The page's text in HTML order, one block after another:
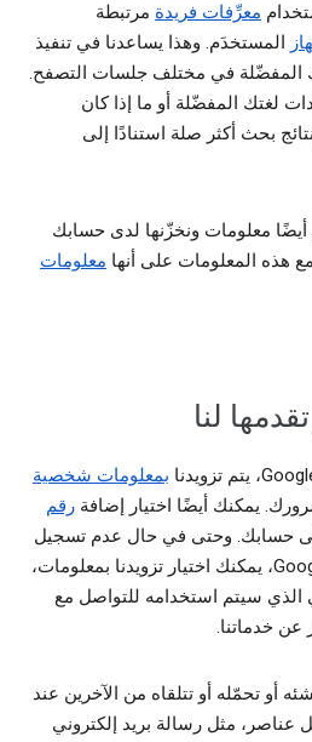
معرِّفات فريدة مرتبطة
المستخدَم. وهذا يساعدنا في تنفيذ
المفضّلة في مختلف جلسات التصفح.
لغتك المفضّلة أو ما إذا كان
بحث أكثر صلة استنادًا إلى
معلومات ونخزّنها لدى حسابك
معلومات
لنا
بمعلومات شخصية
يمكنك أيضًا اختيار إضافة رقم
حسابك. وحتى في حال عدم تسجيل
الدخول إلى حساب على Google، يمكنك اختيار تزويدنا بمعلومات،
الذي سيتم استخدامه للتواصل مع
أو تحمّله أو تتلقاه من الآخرين عند
عناصر، مثل رسالة بريد إلكتروني